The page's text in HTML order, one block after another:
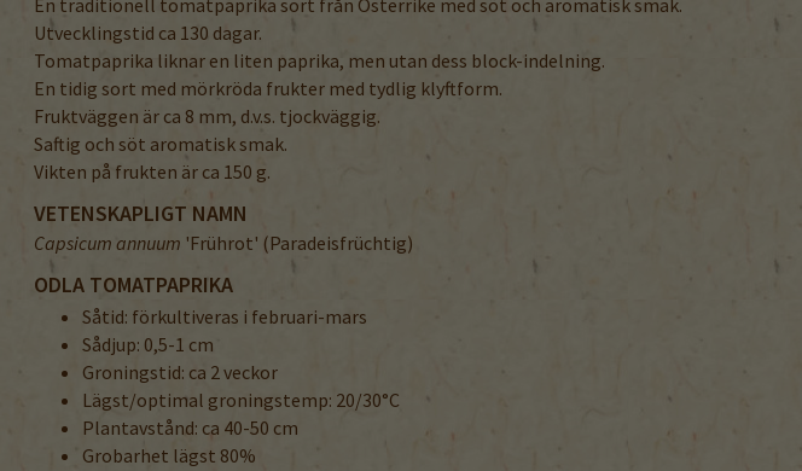
Utvecklingstid ca 130 dagar.
Tomatpaprika liknar en liten paprika, men utan dess block-indelning.
En tidig sort med mörkröda frukter med tydlig klyftform.
Fruktväggen är ca 8 mm, d.v.s. tjockväggig.
Saftig och söt aromatisk smak.
Vikten på frukten är ca 150 g.
VETENSKAPLIGT NAMN
Capsicum annuum 'Frührot' (Paradeisfrüchtig)
ODLA TOMATPAPRIKA
Såtid: förkultiveras i februari-mars
Sådjup: 0,5-1 cm
Groningstid: ca 2 veckor
Lägst/optimal groningstemp: 20/30°C
Plantavstånd: ca 40-50 cm
Grobarhet lägst 80%